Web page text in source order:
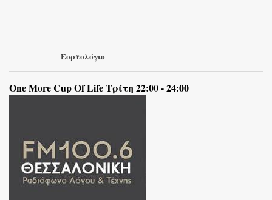
Εορτολόγιο
One More Cup Of Life Τρίτη 22:00 - 24:00